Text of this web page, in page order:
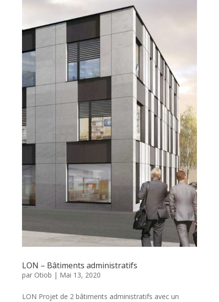
LON – Bâtiments administratifs
par Otiob | Mai 13, 2020
LON Projet de 2 bâtiments administratifs avec un